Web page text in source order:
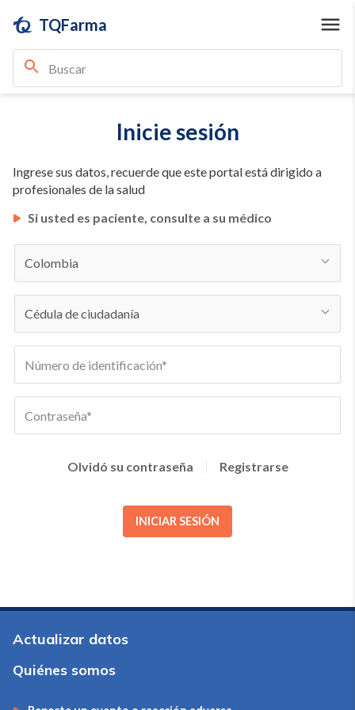
TQFarma
Inicie sesión
Ingrese sus datos, recuerde que este portal está dirigido a
profesionales de la salud
Si usted es paciente, consulte a su médico
Olvidó su contraseña Registrarse
INICIAR SESIÓN
Actualizar datos
Quiénes somos